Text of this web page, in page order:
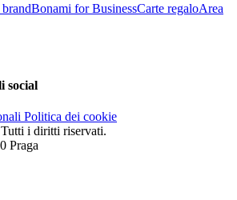
Bonami for BusinessCarte regaloArea
social
Politica dei cookie
i diritti riservati.
Praga